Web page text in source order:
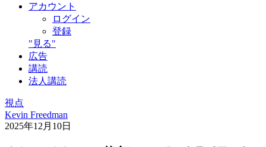
アカウント
ログイン
登録
"見る"
広告
講読
法人講読
視点
Kevin Freedman
2025年12月10日